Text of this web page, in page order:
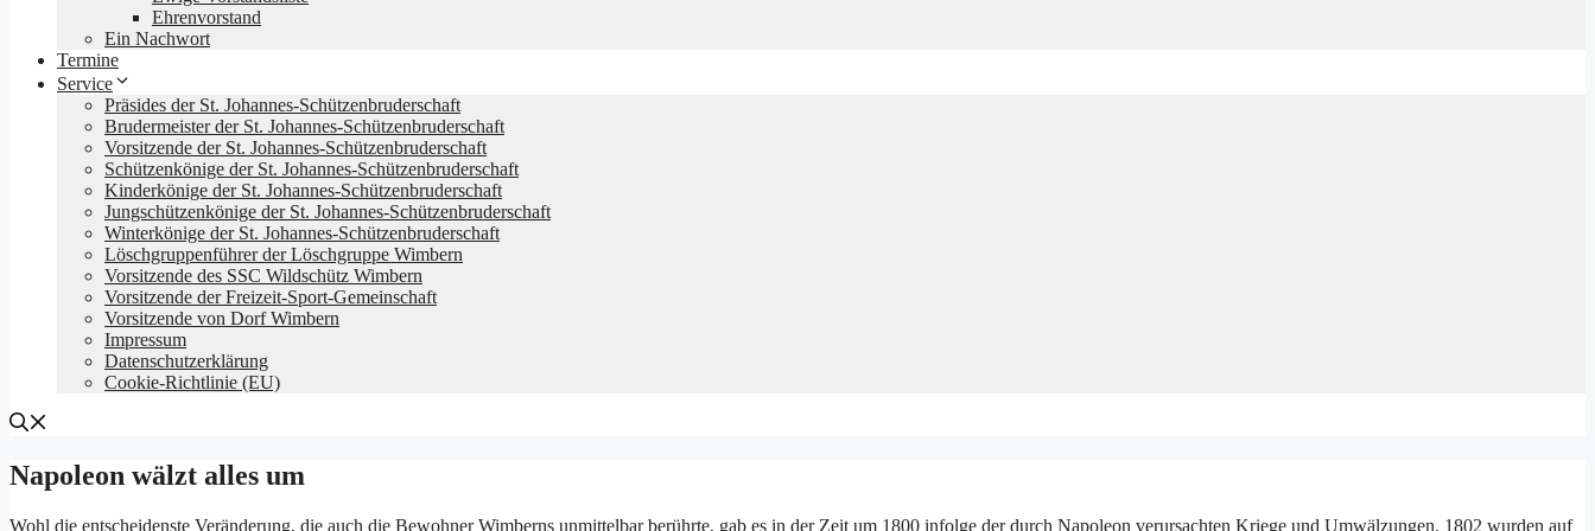
Ehrenvorstand
Ein Nachwort
Termine
Service
Präsides der St. Johannes-Schützenbruderschaft
Brudermeister der St. Johannes-Schützenbruderschaft
Vorsitzende der St. Johannes-Schützenbruderschaft
Schützenkönige der St. Johannes-Schützenbruderschaft
Kinderkönige der St. Johannes-Schützenbruderschaft
Jungschützenkönige der St. Johannes-Schützenbruderschaft
Winterkönige der St. Johannes-Schützenbruderschaft
Löschgruppenführer der Löschgruppe Wimbern
Vorsitzende des SSC Wildschütz Wimbern
Vorsitzende der Freizeit-Sport-Gemeinschaft
Vorsitzende von Dorf Wimbern
Impressum
Datenschutz­erklärung
Cookie-Richtlinie (EU)
Napoleon wälzt alles um
Wohl die entscheidenste Veränderung, die auch die Bewohner Wimberns unmittelbar berührte, gab es in der Zeit um 1800 infolge der durch Napoleon verursachten Kriege und Umwälzungen. 1802 wurden auf